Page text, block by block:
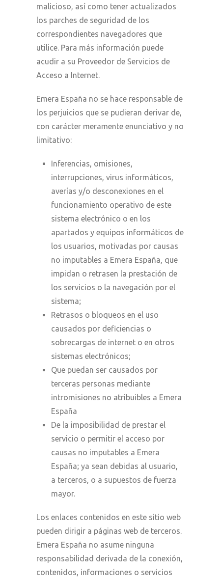
malicioso, así como tener actualizados
los parches de seguridad de los
correspondientes navegadores que
utilice. Para más información puede
acudir a su Proveedor de Servicios de
Acceso a Internet.
Emera España no se hace responsable de
los perjuicios que se pudieran derivar de,
con carácter meramente enunciativo y no
limitativo:
Inferencias, omisiones,
interrupciones, virus informáticos,
averías y/o desconexiones en el
funcionamiento operativo de este
sistema electrónico o en los
apartados y equipos informáticos de
los usuarios, motivadas por causas
no imputables a Emera España, que
impidan o retrasen la prestación de
los servicios o la navegación por el
sistema;
Retrasos o bloqueos en el uso
causados por deficiencias o
sobrecargas de internet o en otros
sistemas electrónicos;
Que puedan ser causados por
terceras personas mediante
intromisiones no atribuibles a Emera
España
De la imposibilidad de prestar el
servicio o permitir el acceso por
causas no imputables a Emera
España; ya sean debidas al usuario,
a terceros, o a supuestos de fuerza
mayor.
Los enlaces contenidos en este sitio web
pueden dirigir a páginas web de terceros.
Emera España no asume ninguna
responsabilidad derivada de la conexión,
contenidos, informaciones o servicios